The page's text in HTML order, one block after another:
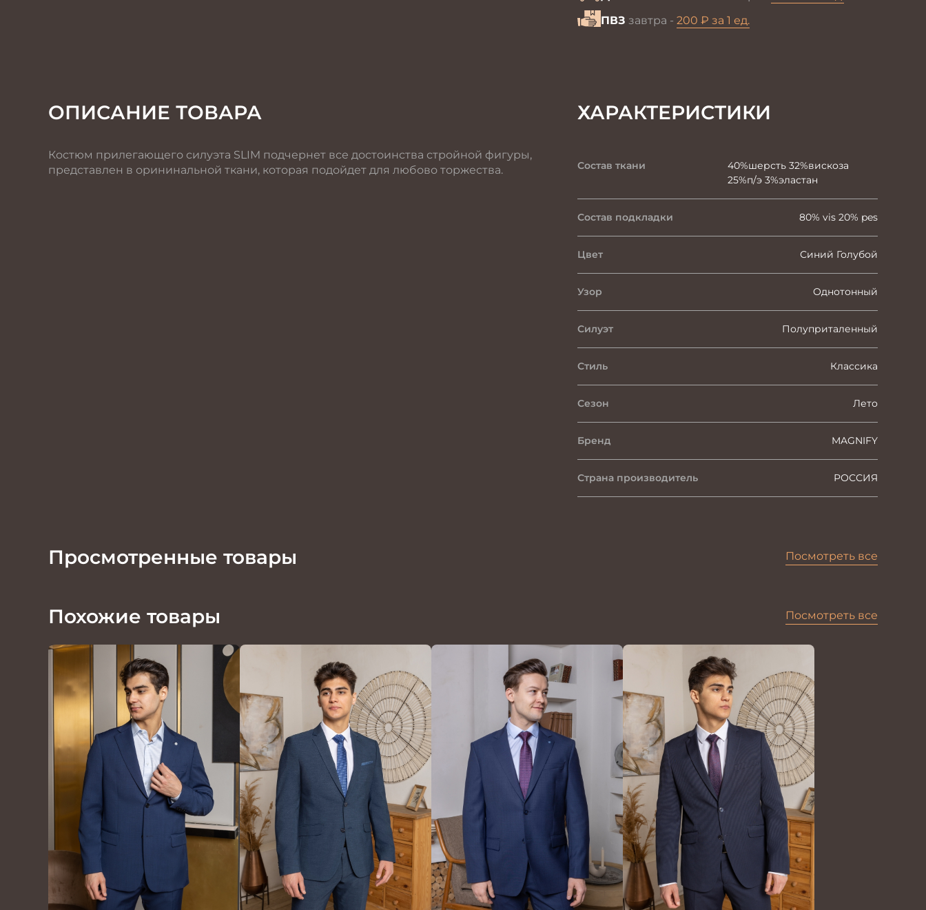
ПВЗ завтра - 200 ₽ за 1 ед.
ОПИСАНИЕ ТОВАРА
Костюм прилегающего силуэта SLIM подчернет все достоинства стройной фигуры,
представлен в орининальной ткани, которая подойдет для любово торжества.
ХАРАКТЕРИСТИКИ
Состав ткани
40%шерсть 32%вискоза
25%п/э 3%эластан
Состав подкладки 80% vis 20% pes
Цвет Синий Голубой
Узор Однотонный
Силуэт Полуприталенный
Стиль Классика
Сезон Лето
Бренд MAGNIFY
Страна производитель РОССИЯ
Просмотренные товары Посмотреть все
Похожие товары Посмотреть все